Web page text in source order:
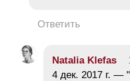
Ответить
Natalia Klefas
4 дек. 2017 г. —